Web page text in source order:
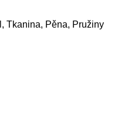
Tkanina, Pěna, Pružiny